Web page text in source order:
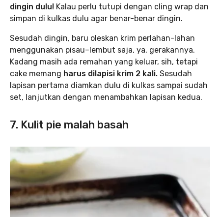
dingin dulu! Kalau perlu tutupi dengan cling wrap dan
simpan di kulkas dulu agar benar-benar dingin.
Sesudah dingin, baru oleskan krim perlahan-lahan
menggunakan pisau–lembut saja, ya, gerakannya.
Kadang masih ada remahan yang keluar, sih, tetapi
cake memang harus dilapisi krim 2 kali. Sesudah
lapisan pertama diamkan dulu di kulkas sampai sudah
set, lanjutkan dengan menambahkan lapisan kedua.
7. Kulit pie malah basah